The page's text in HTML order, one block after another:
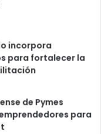
incorpora
para fortalecer la
de Pymes
para